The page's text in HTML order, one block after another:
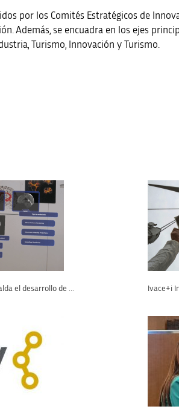
por los Comités Estratégicos de
Además, se encuadra en los ejes
Turismo, Innovación y Turismo.
el desarrollo de ... Ivace+i